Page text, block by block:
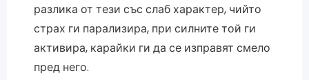
разлика от тези със слаб характер, чийто
страх ги парализира, при силните той ги
активира, карайки ги да се изправят смело
пред него.